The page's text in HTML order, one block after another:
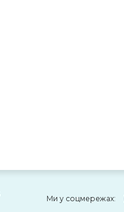
Ми у соцмережах: